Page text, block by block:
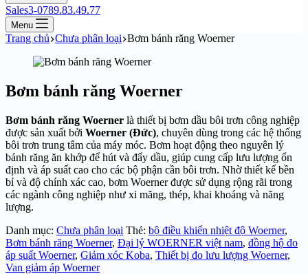
Sales3-0789.83.49.77
Menu
Trang chủ Chưa phân loại Bơm bánh răng Woerner
Bơm bánh răng Woerner
Bơm bánh răng Woerner là thiết bị bơm dầu bôi trơn công nghiệp
được sản xuất bởi Woerner (Đức), chuyên dùng trong các hệ thống
bôi trơn trung tâm của máy móc. Bơm hoạt động theo nguyên lý
bánh răng ăn khớp để hút và đẩy dầu, giúp cung cấp lưu lượng ổn
định và áp suất cao cho các bộ phận cần bôi trơn. Nhờ thiết kế bền
bỉ và độ chính xác cao, bơm Woerner được sử dụng rộng rãi trong
các ngành công nghiệp như xi măng, thép, khai khoáng và năng
lượng.
Danh mục: Chưa phân loại Thẻ: bộ điều khiển nhiệt độ Woerner,
Bơm bánh răng Woerner, Đại lý WOERNER việt nam, đồng hộ đo
áp suất Woerner, Giảm xóc Koba, Thiết bị đo lưu lượng Woerner,
Van giảm áp Woerner